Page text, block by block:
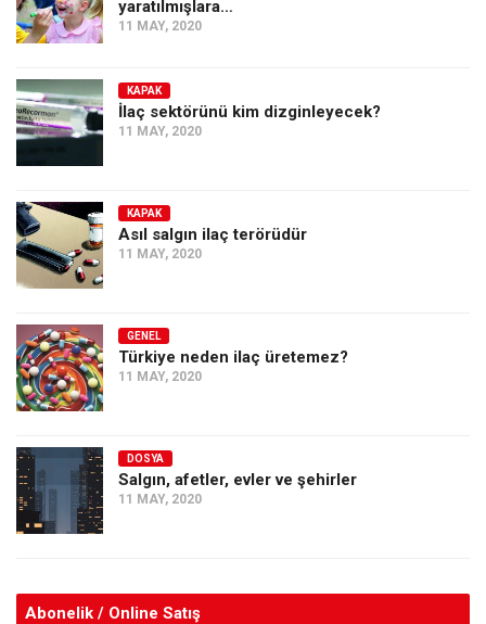
yaratılmışlara…
11 MAY, 2020
KAPAK
İlaç sektörünü kim dizginleyecek?
11 MAY, 2020
KAPAK
Asıl salgın ilaç terörüdür
11 MAY, 2020
GENEL
Türkiye neden ilaç üretemez?
11 MAY, 2020
DOSYA
Salgın, afetler, evler ve şehirler
11 MAY, 2020
Abonelik / Online Satış